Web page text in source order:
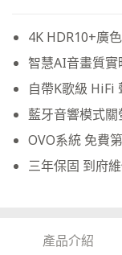
4K HDR10+廣
智慧AI音畫質實
自帶K歌級 HiFi
藍牙音響模式
OVO系統 免費
三年保固 到府
產品介紹